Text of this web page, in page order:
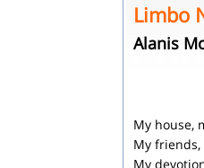
Limbo
Alanis
My house,
My friends,
My